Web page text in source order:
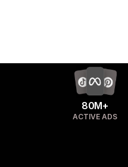
80M+
ACTIVE ADS